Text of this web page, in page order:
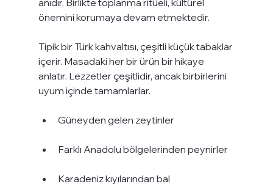
önemini korumaya devam etmektedir.
Tipik bir Türk kahvaltısı, çeşitli küçük tabaklar
içerir. Masadaki her bir ürün bir hikaye
anlatır. Lezzetler çeşitlidir, ancak birbirlerini
uyum içinde tamamlarlar.
Güneyden gelen zeytinler
Farklı Anadolu bölgelerinden peynirler
Karadeniz kıyılarından bal